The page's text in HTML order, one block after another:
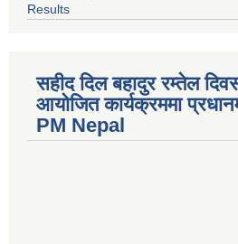
Results
सहीद दिल बहादुर रम्तेल
आयोजित कार्यक्रममा
PM Nepal